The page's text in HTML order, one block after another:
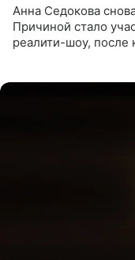
Анна Седокова
Причиной стало
реалити-шоу, после